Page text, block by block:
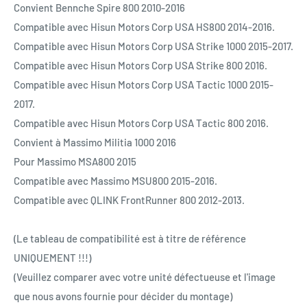
Convient Bennche Spire 800 2010-2016
Compatible avec Hisun Motors Corp USA HS800 2014-2016.
Compatible avec Hisun Motors Corp USA Strike 1000 2015-2017.
Compatible avec Hisun Motors Corp USA Strike 800 2016.
Compatible avec Hisun Motors Corp USA Tactic 1000 2015-
2017.
Compatible avec Hisun Motors Corp USA Tactic 800 2016.
Convient à Massimo Militia 1000 2016
Pour Massimo MSA800 2015
Compatible avec Massimo MSU800 2015-2016.
Compatible avec QLINK FrontRunner 800 2012-2013.
(Le tableau de compatibilité est à titre de référence
UNIQUEMENT !!!)
(Veuillez comparer avec votre unité défectueuse et l'image
que nous avons fournie pour décider du montage)